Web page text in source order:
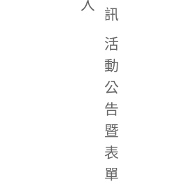
入
訊
活
動
公
告
暨
表
單